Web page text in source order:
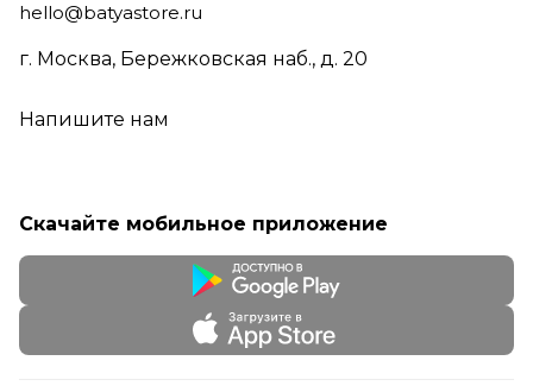
hello@batyastore.ru
г. Москва, Бережковская наб., д. 20
Напишите нам
Скачайте мобильное приложение